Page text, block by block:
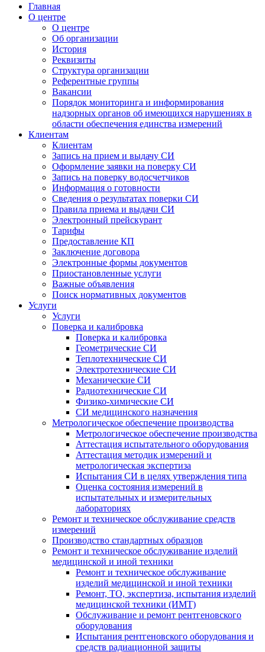
Главная
О центре
О центре
Об организации
История
Реквизиты
Структура организации
Референтные группы
Вакансии
Порядок мониторинга и информирования
надзорных органов об имеющихся нарушениях в
области обеспечения единства измерений
Клиентам
Клиентам
Запись на прием и выдачу СИ
Оформление заявки на поверку СИ
Запись на поверку водосчетчиков
Информация о готовности
Сведения о результатах поверки СИ
Правила приема и выдачи СИ
Электронный прейскурант
Тарифы
Предоставление КП
Заключение договора
Электронные формы документов
Приостановленные услуги
Важные объявления
Поиск нормативных документов
Услуги
Услуги
Поверка и калибровка
Поверка и калибровка
Геометрические СИ
Теплотехнические СИ
Электротехнические СИ
Механические СИ
Радиотехнические СИ
Физико-химические СИ
СИ медицинского назначения
Метрологическое обеспечение производства
Метрологическое обеспечение производства
Аттестация испытательного оборудования
Аттестация методик измерений и
метрологическая экспертиза
Испытания СИ в целях утверждения типа
Оценка состояния измерений в
испытательных и измерительных
лабораториях
Ремонт и техническое обслуживание средств
измерений
Производство стандартных образцов
Ремонт и техническое обслуживание изделий
медицинской и иной техники
Ремонт и техническое обслуживание
изделий медицинской и иной техники
Ремонт, ТО, экспертиза, испытания изделий
медицинской техники (ИМТ)
Обслуживание и ремонт рентгеновского
оборудования
Испытания рентгеновского оборудования и
средств радиационной защиты